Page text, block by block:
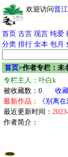
欢迎访问晋江
首页 古言 现言 纯爱
分类 排行 全本 包月
首页>作者专栏：未
专栏主人：卟白k
被收藏数：0
收
最新作品：
《别离
最近更新时间：
作者简介：